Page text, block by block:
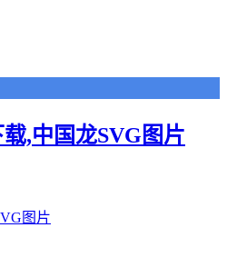
,中国龙SVG图片